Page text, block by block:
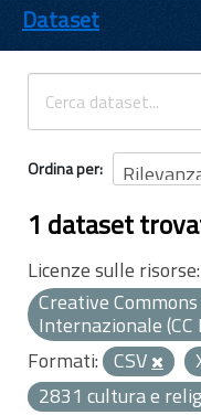
ENTI
TEMI
INFORMAZIONI
Dataset
Ordina per
1 dataset
Licenze sulle risorse:
Creative
Internazionale (CC
Formati: CSV
2831 cultura e